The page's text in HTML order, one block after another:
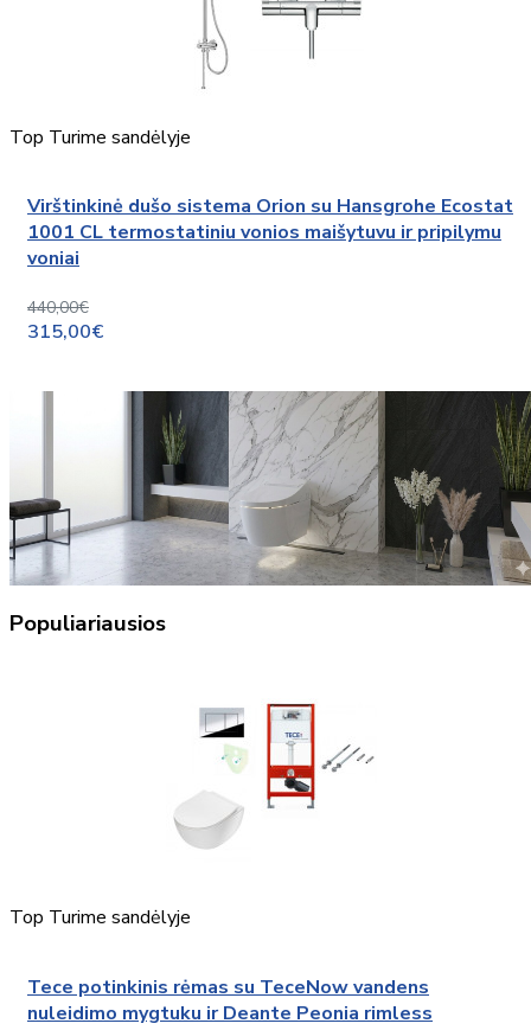
Top Turime sandėlyje
Virštinkinė dušo sistema Orion su Hansgrohe Ecostat
1001 CL termostatiniu vonios maišytuvu ir pripilymu
voniai
440,00€
315,00€
Populiariausios
Top Turime sandėlyje
Tece potinkinis rėmas su TeceNow vandens
nuleidimo mygtuku ir Deante Peonia rimless